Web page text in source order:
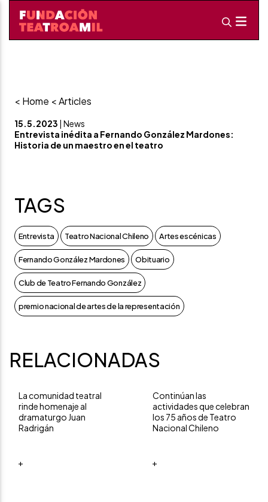
< Home < Articles
15.5.2023 | News
Entrevista inédita a Fernando González Mardones:
Historia de un maestro en el teatro
TAGS
Entrevista Teatro Nacional Chileno Artes escénicas
Fernando González Mardones Obituario
Club de Teatro Fernando González
premio nacional de artes de la representación
RELACIONADAS
La comunidad teatral
rinde homenaje al
dramaturgo Juan
Radrigán
+
Continúan las
actividades que celebran
los 75 años de Teatro
Nacional Chileno
+